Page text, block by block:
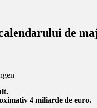
de
4 miliarde de euro.